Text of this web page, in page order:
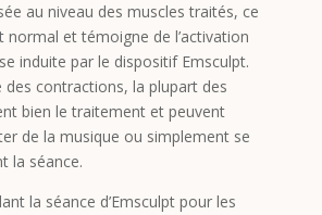
au niveau des muscles traités, ce
et témoigne de l’activation
induite par le dispositif Emsculpt.
des contractions, la plupart des
bien le traitement et peuvent
de la musique ou simplement se
la séance.
la séance d’Emsculpt pour les